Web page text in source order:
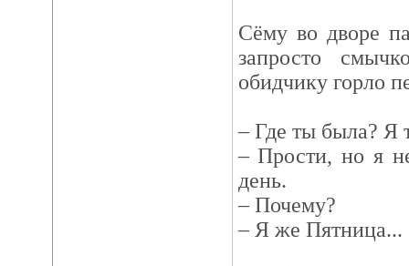
Сёму во дворе
запросто
обидчику горло
– Где ты была? Я
– Прости, но я
день.
– Почему?
– Я же Пятница...